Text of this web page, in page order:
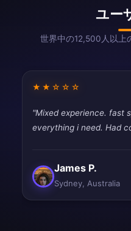
ユー
世界中の12,500人以上
★★☆☆☆
"Mixed experience. fast
everything i need. Had
James P.
Sydney, Australia